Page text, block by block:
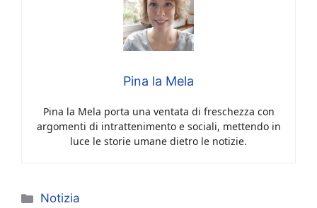
Pina la Mela
Pina la Mela porta una ventata di freschezza con
argomenti di intrattenimento e sociali, mettendo in
luce le storie umane dietro le notizie.
Categorie
Notizia